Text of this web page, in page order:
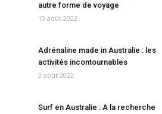
autre forme de voyage
10 août 2022
Adrénaline made in Australie : les
activités incontournables
3 août 2022
Surf en Australie : A la recherche